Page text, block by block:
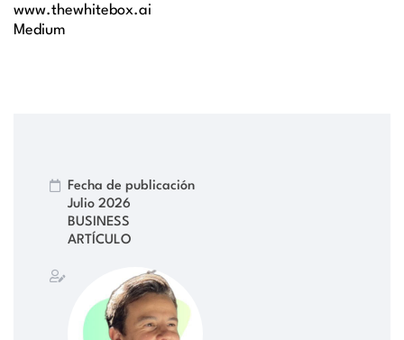
www.thewhitebox.ai
Medium
Fecha de publicación
Julio 2026
BUSINESS
ARTÍCULO